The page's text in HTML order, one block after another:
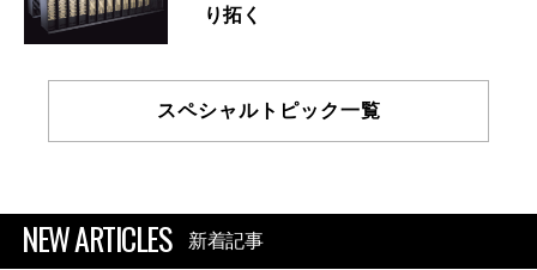
り拓く
スペシャルトピック一覧
NEW ARTICLES 新着記事